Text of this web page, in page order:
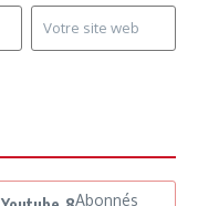
Abonnés